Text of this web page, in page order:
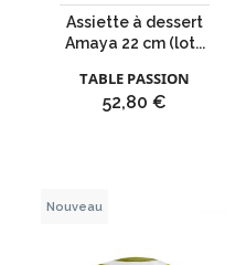
Assiette à dessert
Amaya 22 cm (lot...
TABLE PASSION
Prix
52,80 €
Nouveau